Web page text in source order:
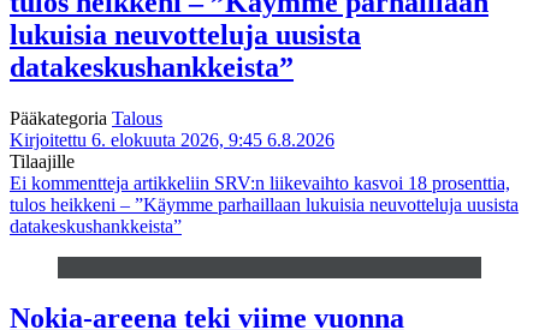
lukuisia neuvotteluja uusista
datakeskushankkeista”
Pääkategoria Talous
Kirjoitettu 6. elokuuta 2026, 9:45 6.8.2026
Tilaajille
Ei kommentteja artikkeliin SRV:n liikevaihto kasvoi 18 prosenttia,
tulos heikkeni – ”Käymme parhaillaan lukuisia neuvotteluja uusista
datakeskushankkeista”
Nokia-areena teki viime vuonna